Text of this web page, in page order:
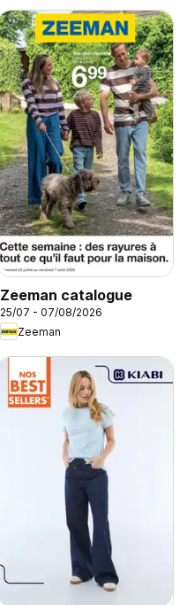
Zeeman catalogue
25/07 - 07/08/2026
Zeeman